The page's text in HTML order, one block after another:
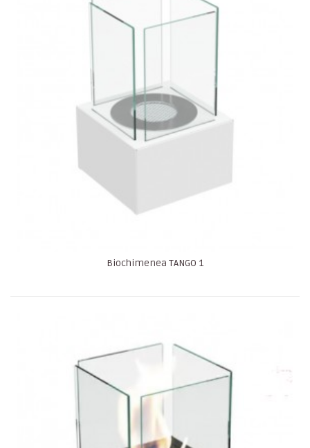
Biochimenea TANGO 1